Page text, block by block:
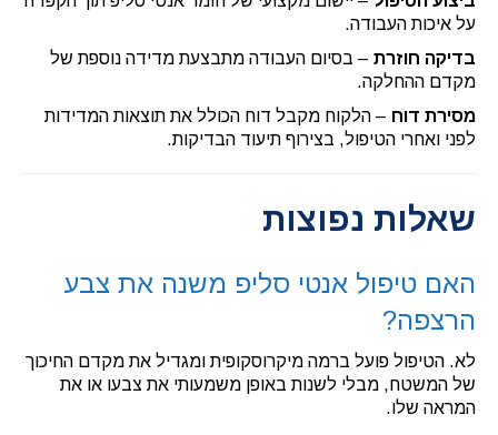
על איכות העבודה.
בדיקה חוזרת – בסיום העבודה מתבצעת מדידה נוספת של
מקדם ההחלקה.
מסירת דוח – הלקוח מקבל דוח הכולל את תוצאות המדידות
לפני ואחרי הטיפול, בצירוף תיעוד הבדיקות.
שאלות נפוצות
האם טיפול אנטי סליפ משנה את צבע
הרצפה?
לא. הטיפול פועל ברמה מיקרוסקופית ומגדיל את מקדם החיכוך
של המשטח, מבלי לשנות באופן משמעותי את צבעו או את
המראה שלו.